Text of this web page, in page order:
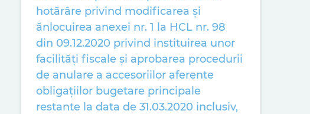
hotărâre privind modificarea și
ănlocuirea anexei nr. 1 la HCL nr. 98
din 09.12.2020 privind instituirea unor
facilități fiscale și aprobarea procedurii
de anulare a accesoriilor aferente
obligațiilor bugetare principale
restante la data de 31.03.2020 inclusiv,